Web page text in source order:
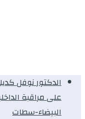
على مراقبة
البيضاء-سطات